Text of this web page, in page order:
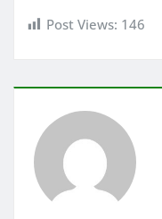
Post Views: 146